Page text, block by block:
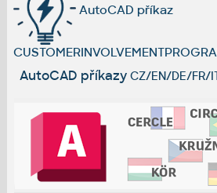
AutoCAD příkaz
AutoCAD příkazy CZ/EN/DE/FR/